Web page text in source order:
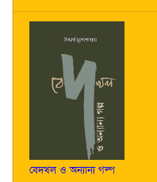
বেদখল ও অন্যান্য গল্প